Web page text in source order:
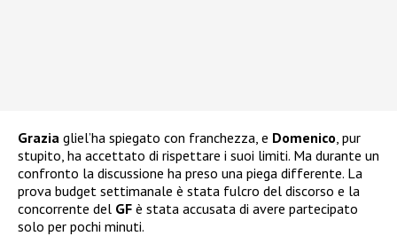
Grazia gliel’ha spiegato con franchezza, e Domenico, pur
stupito, ha accettato di rispettare i suoi limiti. Ma durante un
confronto la discussione ha preso una piega differente. La
prova budget settimanale è stata fulcro del discorso e la
concorrente del GF è stata accusata di avere partecipato
solo per pochi minuti.